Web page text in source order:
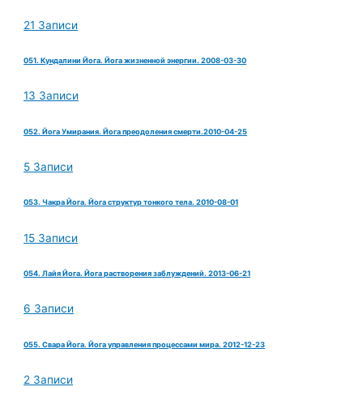
21 Записи
051. Кундалини Йога. Йога жизненной энергии. 2008-03-30
13 Записи
052. Йога Умирания. Йога преодоления смерти.2010-04-25
5 Записи
053. Чакра Йога. Йога структур тонкого тела. 2010-08-01
15 Записи
054. Лайя Йога. Йога растворения заблуждений. 2013-06-21
6 Записи
055. Свара Йога. Йога управления процессами мира. 2012-12-23
2 Записи